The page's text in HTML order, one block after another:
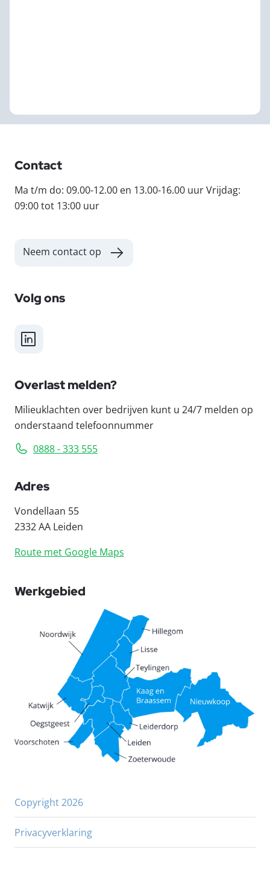
Contact
Ma t/m do: 09.00-12.00 en 13.00-16.00 uur Vrijdag:
09:00 tot 13:00 uur
Neem contact op
Volg ons
LinkedIn
Overlast melden?
Milieuklachten over bedrijven kunt u 24/7 melden op
onderstaand telefoonnummer
0888 - 333 555
Adres
Vondellaan 55
2332 AA Leiden
Route met Google Maps
Werkgebied
Copyright 2026
Privacyverklaring